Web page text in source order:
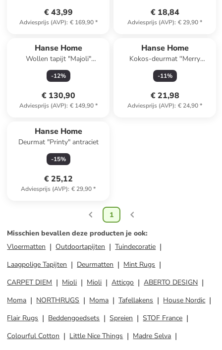
€ 43,99
Adviesprijs (AVP): € 169,90*
€ 18,84
Adviesprijs (AVP): € 29,90*
Hanse Home
Wollen tapijt "Majoli"
crème/wit
-12%
€ 130,90
Adviesprijs (AVP): € 149,90*
Hanse Home
Kokos-deurmat ''Merry
Gnomes'' lichtbruin/rood/wit
-11%
€ 21,98
Adviesprijs (AVP): € 24,90*
Hanse Home
Deurmat "Printy" antraciet
-15%
€ 25,12
Adviesprijs (AVP): € 29,90*
1
Misschien bevallen deze producten je ook:
Vloermatten
Outdoortapijten
Tuindecoratie
Laagpolige Tapijten
Deurmatten
Mint Rugs
CARPET DIEM
Mioli Mioli Atticgo
ABERTO DESIGN
Moma
NORTHRUGS Moma Tafellakens
House Nordic
Flair Rugs
Beddengoedsets Spreien
STOF France
Colourful Cotton
Little Nice Things
Madre Selva